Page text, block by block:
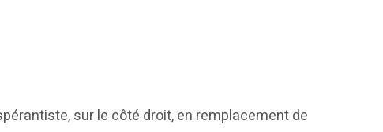
sur le côté droit, en remplacement de